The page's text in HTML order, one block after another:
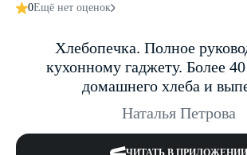
0Ещё нет оценок
Хлебопечка. Полное
кухонному гаджету. Более
домашнего хлеба и
Наталья Петрова
ЧИТАТЬ В ПРИЛОЖЕНИИ